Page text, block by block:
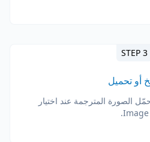
STEP 3
أو تحميل
الصورة المترجمة عند اختيار
Image.